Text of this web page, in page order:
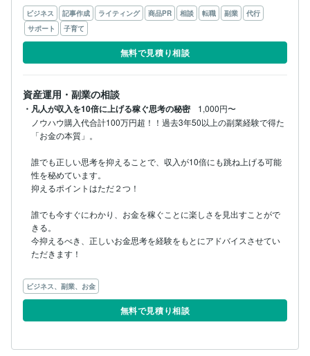
ビジネス 記事作成 ライティング 商品PR 相談 転職 副業
代行
サポート
子育て
無料で見積り相談
資産運用・副業の相談
・凡人が収入を10倍に上げる稼ぐ思考の秘密
1,000円〜
ノウハウ購入代合計100万円超！！過去3年50以上の副業経験で得た
「お金の本質」。
誰でも正しい思考を抑えることで、収入が10倍にも跳ね上げる可能
性を秘めています。
抑えるポイントはただ２つ！
誰でも今すぐにわかり、お金を稼ぐことに楽しさを見出すことがで
きる。
今抑えるべき、正しいお金思考を経験をもとにアドバイスさせてい
ただきます！
ビジネス、副業、お金
無料で見積り相談